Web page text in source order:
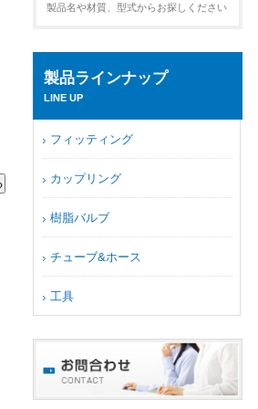
製品名や材質、型式からお探しください
製品ラインナップ
LINE UP
フィッティング
カップリング
樹脂バルブ
チューブ&ホース
工具